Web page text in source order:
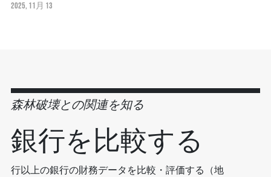
2025, 11月 13
森林破壊との関連を知る
銀行を比較する
行以上の銀行の財務データを比較・評価する（地